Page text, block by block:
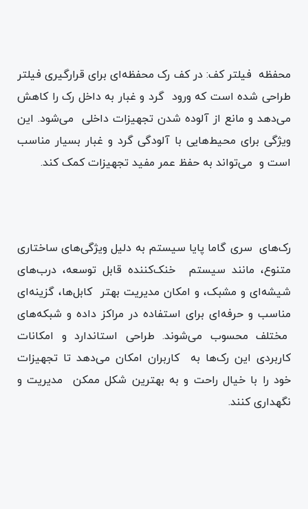
محفظه فیلتر کف: در کف رک محفظه‌ای برای قرارگیری فیلتر
طراحی شده است که ورود گرد و غبار به داخل رک را کاهش
می‌دهد و مانع از آلوده شدن تجهیزات داخلی می‌شود. این
ویژگی برای محیط‌هایی با آلودگی گرد و غبار بسیار مناسب
است و می‌تواند به حفظ عمر مفید تجهیزات کمک کند.
رک‌های سری گاما پایا سیستم به دلیل ویژگی‌های ساختاری
متنوع، مانند سیستم خنک‌کننده قابل توسعه، درب‌های
شیشه‌ای و مشبک، و امکان مدیریت بهتر کابل‌ها، گزینه‌ای
مناسب و حرفه‌ای برای استفاده در مراکز داده و شبکه‌های
مختلف محسوب می‌شوند. طراحی استاندارد و امکانات
کاربردی این رک‌ها به کاربران امکان می‌دهد تا تجهیزات
خود را با خیال راحت و به بهترین شکل ممکن مدیریت و
نگهداری کنند.